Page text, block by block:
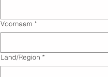
Voornaam *
Adres met meerdere regels
Land/Region *